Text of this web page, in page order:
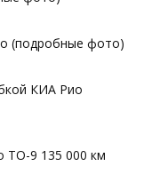
(подробные фото)
КИА Рио
ТО-9 135 000 км